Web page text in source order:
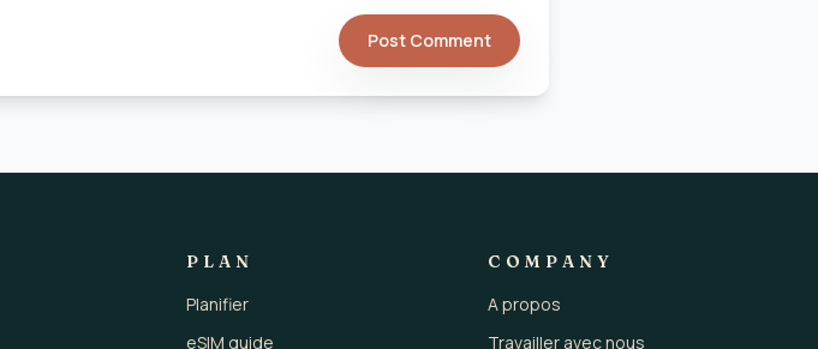
Post Comment
PLAN
Planifier
eSIM guide
COMPANY
A propos
Travailler avec nous